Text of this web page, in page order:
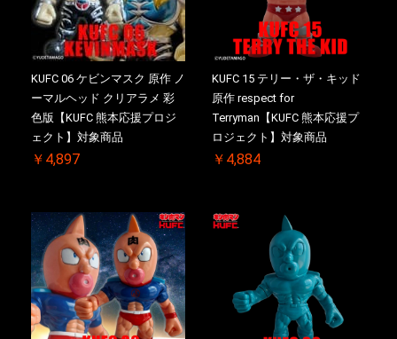
KUFC 06 ケビンマスク 原作 ノ
ーマルヘッド クリアラメ 彩
色版【KUFC 熊本応援プロジ
ェクト】対象商品
￥4,897
KUFC 15 テリー・ザ・キッド
原作 respect for
Terryman【KUFC 熊本応援プ
ロジェクト】対象商品
￥4,884